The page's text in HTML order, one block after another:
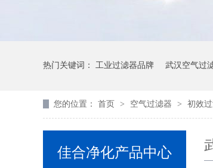
热门关键词： 工业过滤器品牌 武汉空气过
您的位置： 首页 > 空气过滤器 > 初效
佳合净化产品中心